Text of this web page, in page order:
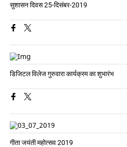
सुशासन दिवस 25-दिसंबर-2019
डिजिटल विलेज गुरुवारा कार्यक्रम का शुभारंभ
गीता जयंती महोत्सव 2019